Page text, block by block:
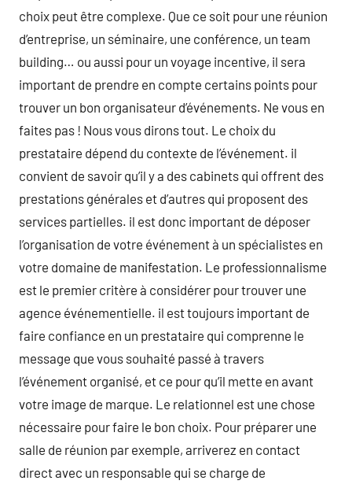
choix peut être complexe. Que ce soit pour une réunion
d’entreprise, un séminaire, une conférence, un team
building… ou aussi pour un voyage incentive, il sera
important de prendre en compte certains points pour
trouver un bon organisateur d’événements. Ne vous en
faites pas ! Nous vous dirons tout. Le choix du
prestataire dépend du contexte de l’événement. il
convient de savoir qu’il y a des cabinets qui offrent des
prestations générales et d’autres qui proposent des
services partielles. il est donc important de déposer
l’organisation de votre événement à un spécialistes en
votre domaine de manifestation. Le professionnalisme
est le premier critère à considérer pour trouver une
agence événementielle. il est toujours important de
faire confiance en un prestataire qui comprenne le
message que vous souhaité passé à travers
l’événement organisé, et ce pour qu’il mette en avant
votre image de marque. Le relationnel est une chose
nécessaire pour faire le bon choix. Pour préparer une
salle de réunion par exemple, arriverez en contact
direct avec un responsable qui se charge de